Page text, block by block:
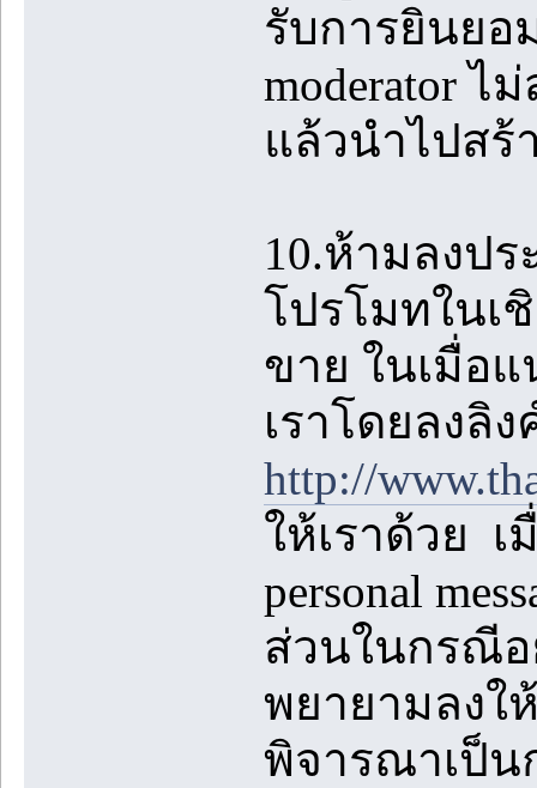
รับการยินยอ
moderator
แล้วนำไปสร้
10.ห้ามลงป
โปรโมทในเ
ขาย ในเมื่อ
เราโดยลงลิง
http://
ให้เราด้วย
personal
ส่วนในกรณีอ
พยายามลงใ
พิจารณาเป็น